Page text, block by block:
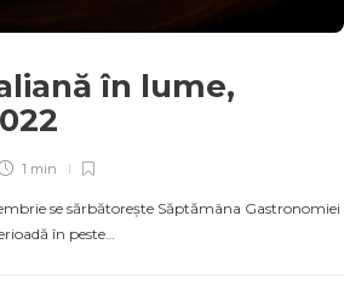
în lume,
1 min
se sărbătorește Săptămâna Gastronomiei
în peste…